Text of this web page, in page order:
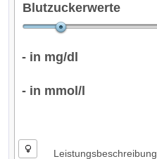
Der Rechner
Blutzuckerwerte
- in mg/dl
- in mmol/l
Leistungsbeschreibung